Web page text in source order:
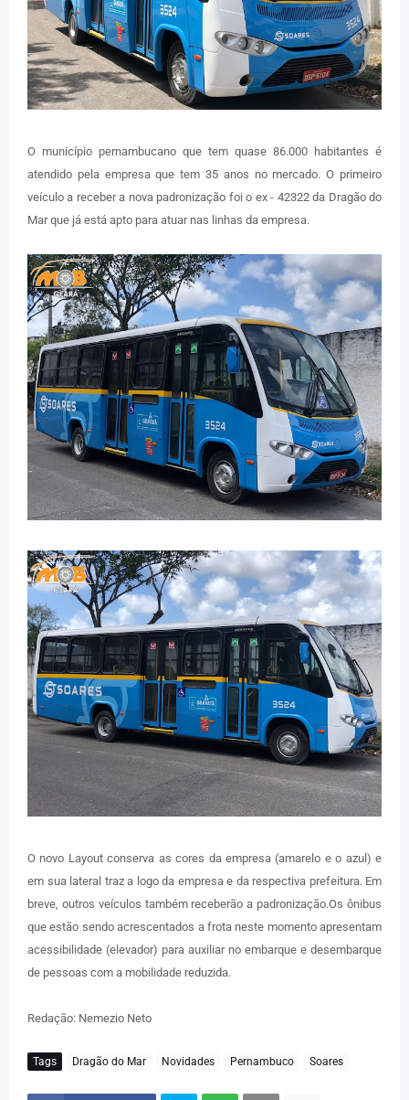
O município pernambucano que tem quase 86.000 habitantes é
atendido pela empresa que tem 35 anos no mercado. O primeiro
veículo a receber a nova padronização foi o ex - 42322 da Dragão do
Mar que já está apto para atuar nas linhas da empresa.
O novo Layout conserva as cores da empresa (amarelo e o azul) e
em sua lateral traz a logo da empresa e da respectiva prefeitura. Em
breve, outros veículos também receberão a padronização.Os ônibus
que estão sendo acrescentados a frota neste momento apresentam
acessibilidade (elevador) para auxiliar no embarque e desembarque
de pessoas com a mobilidade reduzida.
Redação: Nemezio Neto
Tags Dragão do Mar Novidades Pernambuco Soares